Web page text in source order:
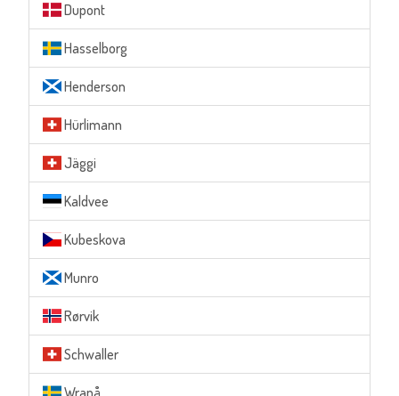
Dupont
Hasselborg
Henderson
Hürlimann
Jäggi
Kaldvee
Kubeskova
Munro
Rørvik
Schwaller
Wranå